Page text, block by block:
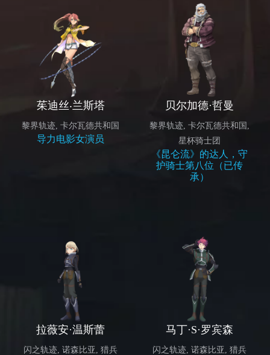
茱迪丝‧兰斯塔
黎界轨迹, 卡尔瓦德共和国
导力电影女演员
贝尔加德·哲曼
黎界轨迹, 卡尔瓦德共和国 ,
星杯骑士团
《昆仑流》的达人，守
护骑士第八位（已传
承）
拉薇安·温斯蕾
闪之轨迹, 诺森比亚 , 猎兵
马丁·S·罗宾森
闪之轨迹, 诺森比亚 , 猎兵